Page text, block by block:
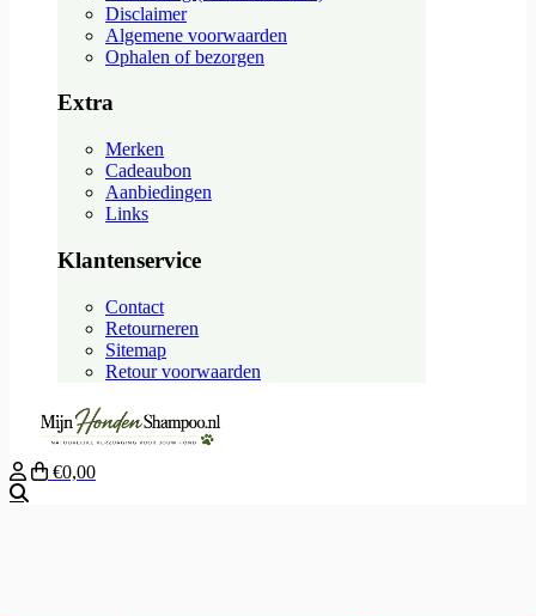
Disclaimer
Algemene voorwaarden
Ophalen of bezorgen
Extra
Merken
Cadeaubon
Aanbiedingen
Links
Klantenservice
Contact
Retourneren
Sitemap
Retour voorwaarden
€0,00